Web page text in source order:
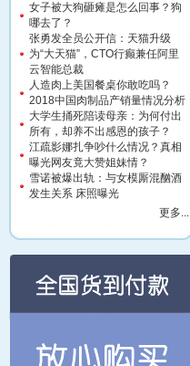
女子被大狗砸瘫是怎么回事？狗
哪去了？
张勇发全员公开信：天猫升级
为“大天猫”，CTO行癫兼任阿里
云智能总裁
人造肉上美国餐桌你敢吃吗？
2018中国肉制品产销量情况分析
大学生捅死陪读母亲：为何付出
所有，却养不出感恩的孩子？
江疏影娜扎争吵什么情况？真相
曝光网友竟大赞姐妹情？
雪诺被爆出轨：与女模厮混酗酒
发生关系 床照曝光
更多...